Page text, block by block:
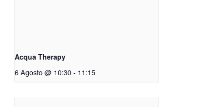
Acqua Therapy
6 Agosto @ 10:30 - 11:15